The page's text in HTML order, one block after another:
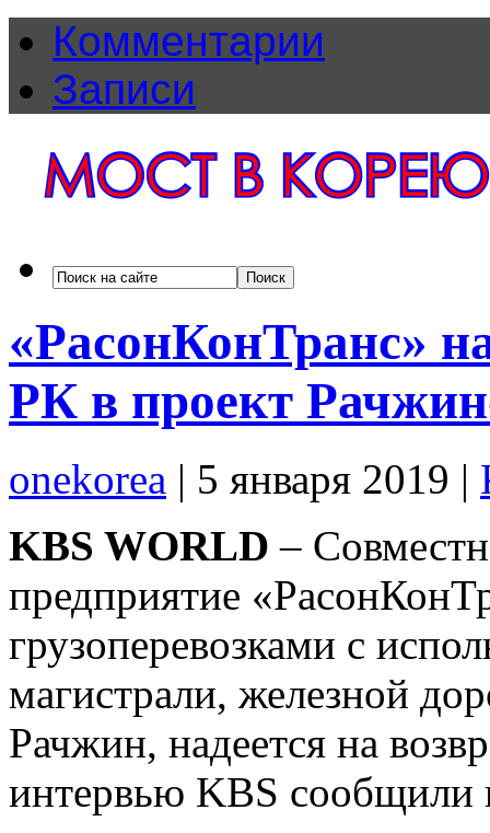
Комментарии
Записи
«РасонКонТранс»
РК в проект
onekorea | 5 января 2019 |
KBS WORLD –
предприятие
грузоперевозками с
магистрали, железной
Рачжин, надеется на
интервью KBS сообщили